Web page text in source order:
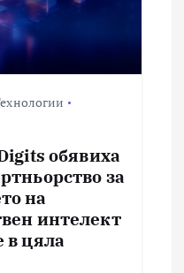
обявиха
за
на
интелект
в цяла